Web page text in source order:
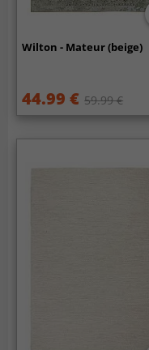
Wilton - Mateur (beige)
44.99 € 59.99 €